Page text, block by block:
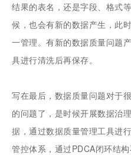
结果的表名，还是字段、格式
候，也会有新的数据产生，此
一管理。有新的数据质量问题
具进行清洗后再保存。
写在最后，数据质量问题对于
的问题了，是时候开展数据治
据，通过数据质量管理工具进
管控体系，通过PDCA闭环结